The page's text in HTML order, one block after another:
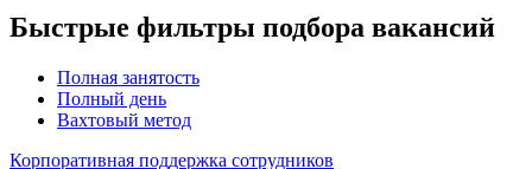
Быстрые фильтры подбора вакансий
Полная занятость
Полный день
Вахтовый метод
Корпоративная поддержка сотрудников